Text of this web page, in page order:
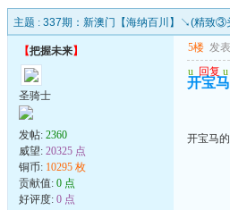
主题 : 337期：新澳门【海纳百川】↘(精致③
【把握未来】
圣骑士
发帖: 2360
威望: 20325 点
铜币: 10295 枚
贡献值: 0 点
好评度: 0 点
5楼 发
u 回复 u
开宝
开宝马